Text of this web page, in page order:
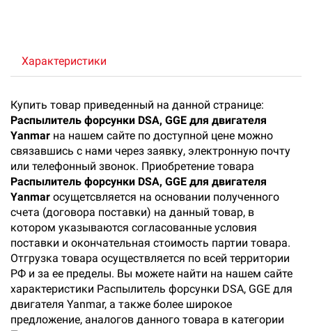
Характеристики
Купить товар приведенный на данной странице:
Распылитель форсунки DSA, GGE для двигателя
Yanmar на нашем сайте по доступной цене можно
связавшись с нами через заявку, электронную почту
или телефонный звонок. Приобретение товара
Распылитель форсунки DSA, GGE для двигателя
Yanmar осущетсвляется на основании полученного
счета (договора поставки) на данный товар, в
котором указываются согласованные условия
поставки и окончательная стоимость партии товара.
Отгрузка товара осуществляется по всей территории
РФ и за ее пределы. Вы можете найти на нашем сайте
характеристики Распылитель форсунки DSA, GGE для
двигателя Yanmar, а также более широкое
предложение, аналогов данного товара в категории